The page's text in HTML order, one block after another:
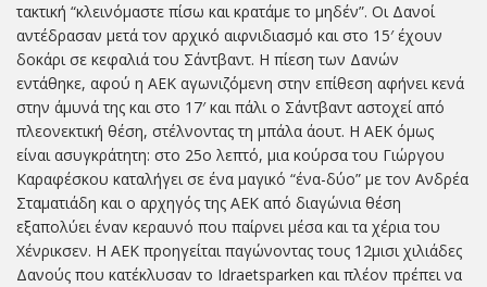
τακτική “κλεινόμαστε πίσω και κρατάμε το μηδέν”. Οι Δανοί
αντέδρασαν μετά τον αρχικό αιφνιδιασμό και στο 15′ έχουν
δοκάρι σε κεφαλιά του Σάντβαντ. Η πίεση των Δανών
εντάθηκε, αφού η ΑΕΚ αγωνιζόμενη στην επίθεση αφήνει κενά
στην άμυνά της και στο 17′ και πάλι ο Σάντβαντ αστοχεί από
πλεονεκτική θέση, στέλνοντας τη μπάλα άουτ. Η ΑΕΚ όμως
είναι ασυγκράτητη: στο 25ο λεπτό, μια κούρσα του Γιώργου
Καραφέσκου καταλήγει σε ένα μαγικό “ένα-δύο” με τον Ανδρέα
Σταματιάδη και ο αρχηγός της ΑΕΚ από διαγώνια θέση
εξαπολύει έναν κεραυνό που παίρνει μέσα και τα χέρια του
Χένρικσεν. Η ΑΕΚ προηγείται παγώνοντας τους 12μισι χιλιάδες
Δανούς που κατέκλυσαν το Idraetsparken και πλέον πρέπει να